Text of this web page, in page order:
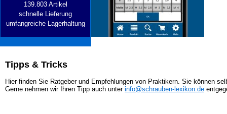
139.803 Artikel
schnelle Lieferung
umfangreiche Lagerhaltung
Tipps & Tricks
Hier finden Sie Ratgeber und Empfehlungen von Praktikern. Sie können
Gerne nehmen wir Ihren Tipp auch unter info@schrauben-lexikon.de